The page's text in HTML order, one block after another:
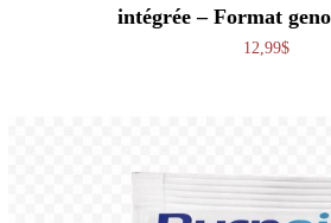
intégrée – Format
12,99$